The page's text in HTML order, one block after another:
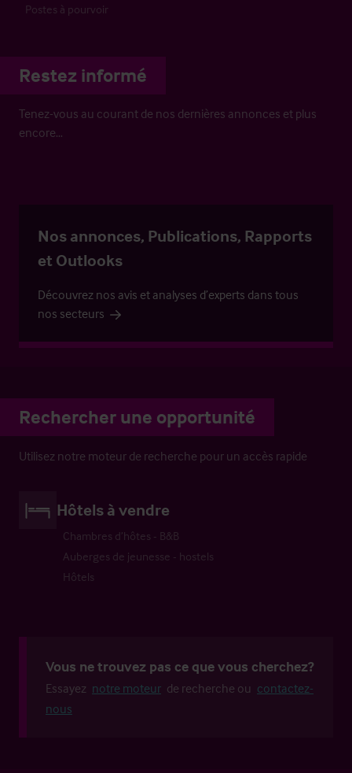
Postes à pourvoir
Restez informé
Tenez-vous au courant de nos dernières annonces et plus
encore…
Nos annonces, Publications, Rapports
et Outlooks
Découvrez nos avis et analyses d’experts dans tous
nos secteurs
Rechercher une opportunité
Utilisez notre moteur de recherche pour un accès rapide
Hôtels à vendre
Chambres d’hôtes - B&B
Auberges de jeunesse - hostels
Hôtels
Vous ne trouvez pas ce que vous cherchez?
Essayez notre moteur de recherche ou contactez-
nous